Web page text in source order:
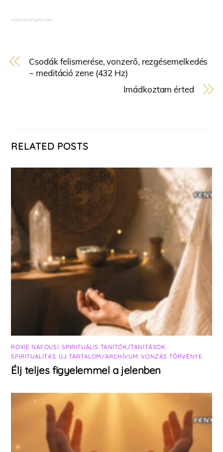
rejtelyekszigete.com
Csodák felismerése, vonzerő, rezgésemelkedés
~ meditáció zene (432 Hz)
Imádkoztam érted
RELATED POSTS
ROXIE NAFOUSI ,SPIRITUÁLIS TANÍTÓK/TANÍTÁSOK
SPIRITUALITÁS ÚJ TARTALOM/ARCHÍVUM ,VONZÁS TÖRVÉNYE
Élj teljes figyelemmel a jelenben